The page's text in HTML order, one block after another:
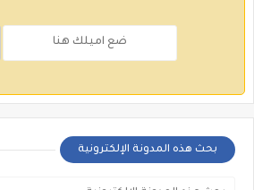
بحث هذه المدونة الإلكترونية